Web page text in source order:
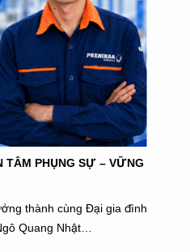
TÂM PHỤNG SỰ – VỮNG
thành cùng Đại gia đình
Quang Nhật…